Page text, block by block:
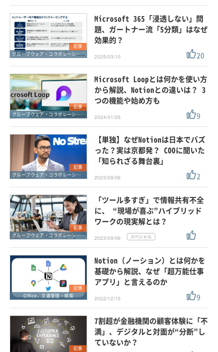
記事
グループウェア・コラボレーション
Microsoft 365「浸透しない」問
題、ガートナー流「5分類」はなぜ
効果的？
2025/03/10 20
記事
グループウェア・コラボレーション
Microsoft Loopとは何かを使い方
から解説、Notionとの違いは？ 3
つの機能や始め方も
2024/01/26 9
記事
グループウェア・コラボレーション
【単独】なぜNotionは日本でバズ
った？実は京都発？ COOに聞いた
「知られざる舞台裏」
2023/09/06 2
記事
グループウェア・コラボレーション
「ツール多すぎ」で情報共有不全
に、 “現場が喜ぶ”ハイブリッド
ワークの現実解とは？
2023/09/06
記事
Office、文書管理・検索
Notion（ノーション）とは何かを
基礎から解説、なぜ「超万能仕事
アプリ」と言えるのか
2022/12/15 9
記事
7割超が金融機関の顧客体験に「不
満」、デジタルと対面が“分断”し
ていないか？